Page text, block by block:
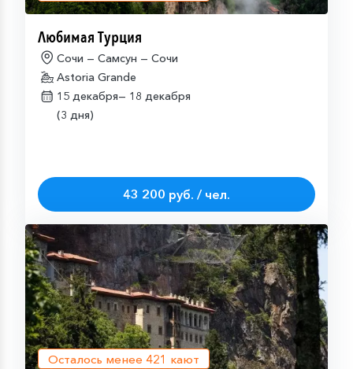
Любимая Турция
Сочи — Самсун — Сочи
Astoria Grande
15 декабря— 18 декабря
(3 дня)
43 200 руб. / чел.
Осталось менее 421 кают